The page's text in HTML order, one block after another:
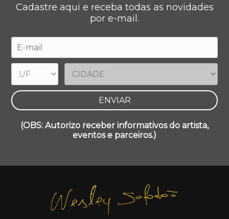
Cadastre aqui e receba todas as novidades
por e-mail.
(OBS: Autorizo receber informativos do artista,
eventos e parceiros.)